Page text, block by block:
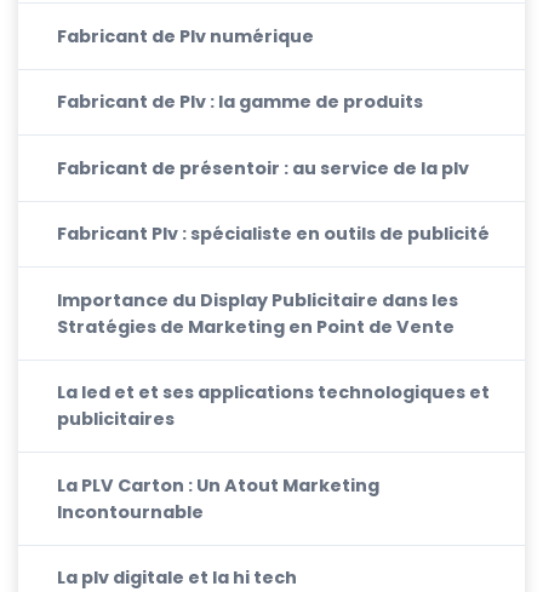
Fabricant de Plv numérique
Fabricant de Plv : la gamme de produits
Fabricant de présentoir : au service de la plv
Fabricant Plv : spécialiste en outils de publicité
Importance du Display Publicitaire dans les
Stratégies de Marketing en Point de Vente
La led et et ses applications technologiques et
publicitaires
La PLV Carton : Un Atout Marketing
Incontournable
La plv digitale et la hi tech